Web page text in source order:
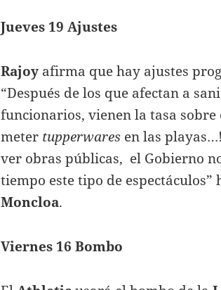
Jueves 19 Ajustes
Rajoy afirma que hay ajustes
“Después de los que afectan a
funcionarios, vienen la tasa
meter tupperwares en las
ver obras públicas, el Gobierno
tiempo este tipo de
Moncloa.
Viernes 16 Bombo